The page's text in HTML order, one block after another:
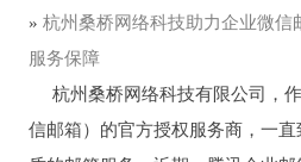
» 杭州桑桥网络科技助力企业微信
服务保障
杭州桑桥网络科技有限公司，
信邮箱）的官方授权服务商，一